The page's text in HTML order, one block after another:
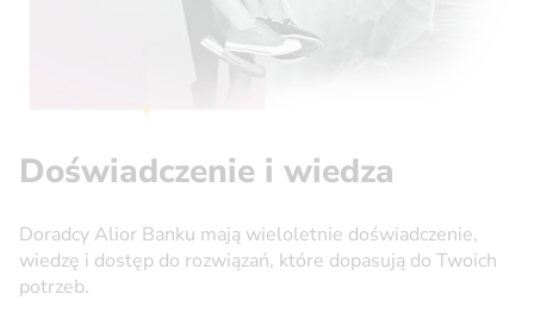
Doświadczenie i wiedza
Doradcy Alior Banku mają wieloletnie doświadczenie,
wiedzę i dostęp do rozwiązań, które dopasują do Twoich
potrzeb.